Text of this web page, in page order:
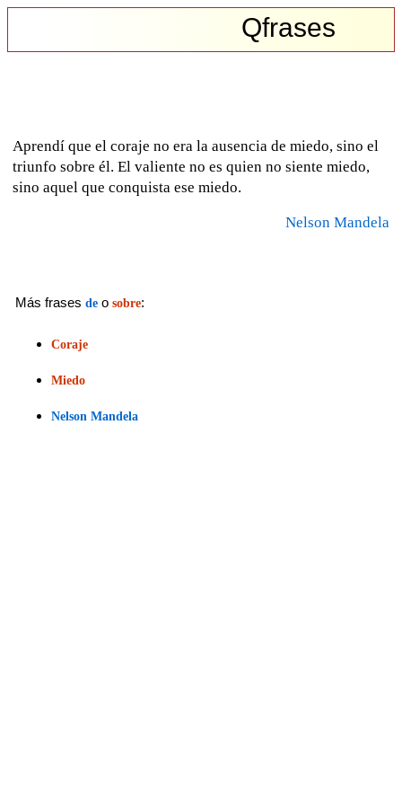
Qfrases
Aprendí que el coraje no era la ausencia de miedo, sino el
triunfo sobre él. El valiente no es quien no siente miedo,
sino aquel que conquista ese miedo.
Nelson Mandela
Más frases de o sobre:
Coraje
Miedo
Nelson Mandela